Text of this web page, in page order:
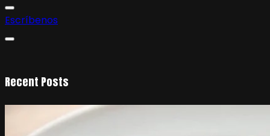
Escríbenos
Recent Posts